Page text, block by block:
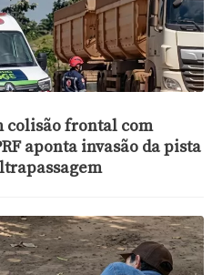
colisão frontal com
aponta invasão da pista